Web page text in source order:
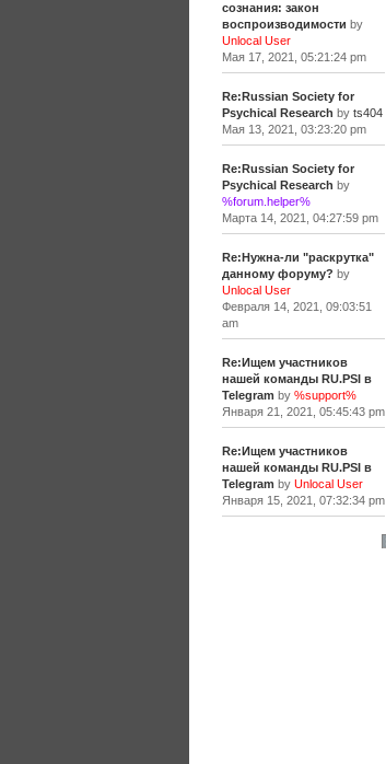
сознания: закон
воспроизводимости by
Unlocal User
Мая 17, 2021, 05:21:24 pm
Re:Russian Society for
Psychical Research by ts404
Мая 13, 2021, 03:23:20 pm
Re:Russian Society for
Psychical Research by
%forum.helper%
Марта 14, 2021, 04:27:59 pm
Re:Нужна-ли "раскрутка"
данному форуму? by
Unlocal User
Февраля 14, 2021, 09:03:51
am
Re:Ищем участников
нашей команды RU.PSI в
Telegram by %support%
Января 21, 2021, 05:45:43 pm
Re:Ищем участников
нашей команды RU.PSI в
Telegram by Unlocal User
Января 15, 2021, 07:32:34 pm